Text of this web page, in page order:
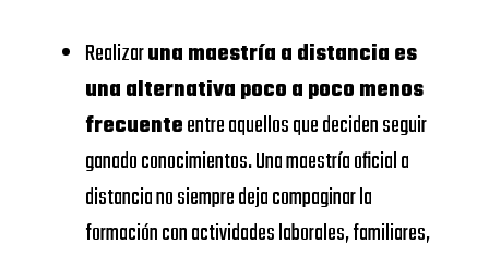
Business
School
https://www.eae.es/
URJC
Universidad
Rey Juan
Carlos
https://www.urjc.es/
BUSINESS
SCHOOL
UNIVERSIDAD
DE
NAVARRA –
Realizaruna maestría a distancia es
una alternativa poco a poco menos
frecuenteentre aquellos que deciden seguir
ganado conocimientos. Una maestría oficial a
distancia no siempre deja compaginar la
formación con actividades laborales, familiares,